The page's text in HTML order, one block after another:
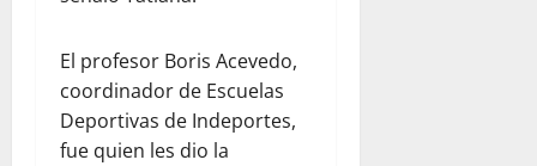
El profesor Boris Acevedo,
coordinador de Escuelas
Deportivas de Indeportes,
fue quien les dio la